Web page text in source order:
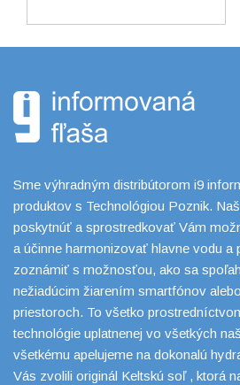
Sme výhradným distribútorom i9
produktov s Technológiou Poznik.
poskytnúť a sprostredkovať Vám
a účinne harmonizovať hlavne vodu a
zoznámiť s možnosťou, ako sa
nežiadúcim žiarením smartfónov
priestoroch. To všetko
technológie uplatnenej vo všetkých
všetkému apelujeme na dokonalú
Vás zvolili originál Keltskú soľ , ktorá